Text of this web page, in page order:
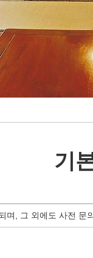
기
며, 그 외에도 사전 문